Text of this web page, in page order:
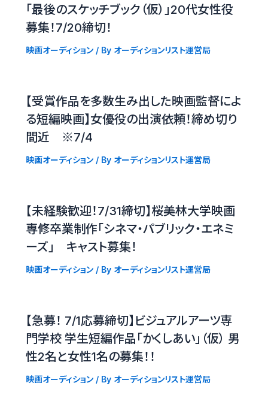
「最後のスケッチブック（仮）」20代女性役
募集！7/20締切！
映画オーディション/ By オーディションリスト運営局
【受賞作品を多数生み出した映画監督によ
る短編映画】女優役の出演依頼！締め切り
間近 ※7/4
映画オーディション/ By オーディションリスト運営局
【未経験歓迎！7/31締切】桜美林大学映画
専修卒業制作「シネマ・パブリック・エネミ
ーズ」 キャスト募集！
映画オーディション/ By オーディションリスト運営局
【急募！ 7/1応募締切】ビジュアルアーツ専
門学校 学生短編作品「かくしあい」（仮） 男
性2名と女性1名の募集！！
映画オーディション/ By オーディションリスト運営局